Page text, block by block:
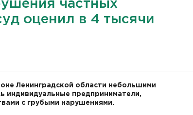
частных
оценил в 4 тысячи
Ленинградской области небольшими
индивидуальные предприниматели,
с грубыми нарушениями.